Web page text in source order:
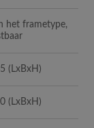
het frametype,
(LxBxH)
(LxBxH)